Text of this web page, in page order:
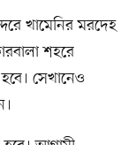
খামেনির মরদেহ
শহরে
সেখানেও